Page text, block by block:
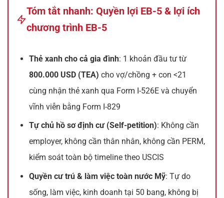
Tóm tắt nhanh: Quyền lợi EB-5 & lợi ích
chương trình EB-5
Thẻ xanh cho cả gia đình: 1 khoản đầu tư từ
800.000 USD (TEA) cho vợ/chồng + con <21
cùng nhận thẻ xanh qua Form I-526E và chuyển
vĩnh viễn bằng Form I-829
Tự chủ hồ sơ định cư (Self-petition): Không cần
employer, không cần thân nhân, không cần PERM,
kiểm soát toàn bộ timeline theo USCIS
Quyền cư trú & làm việc toàn nước Mỹ: Tự do
sống, làm việc, kinh doanh tại 50 bang, không bị